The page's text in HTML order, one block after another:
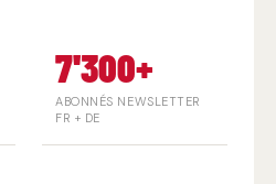
7'300+
ABONNÉS NEWSLETTER
FR + DE